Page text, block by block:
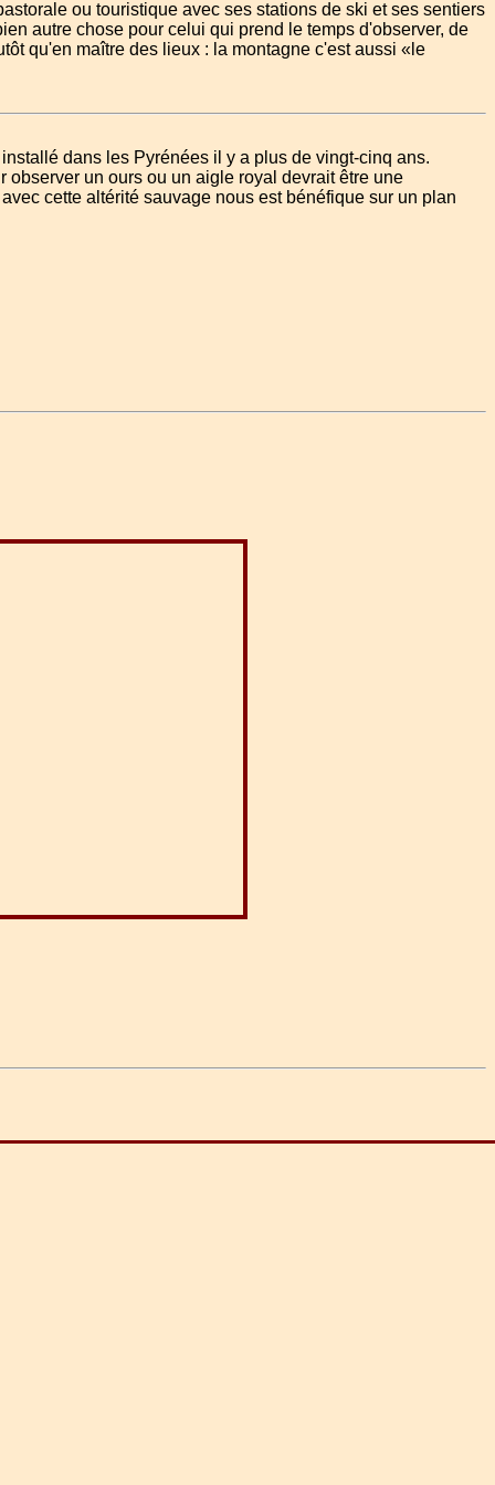
ou touristique avec ses stations de ski et ses sentiers
autre chose pour celui qui prend le temps d'observer, de
qu'en maître des lieux : la montagne c'est aussi «le
dans les Pyrénées il y a plus de vingt-cinq ans.
un ours ou un aigle royal devrait être une
cette altérité sauvage nous est bénéfique sur un plan